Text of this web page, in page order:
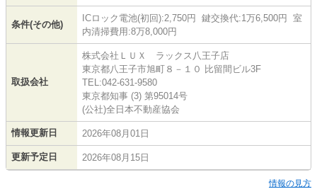
条件(その他)
ICロック電池(初回):2,750円 鍵交換代:1万6,500円 室
内清掃費用:8万8,000円
取扱会社
株式会社ＬＵＸ ラックス八王子店
東京都八王子市旭町８－１０ 比留間ビル3F
TEL:042-631-9580
東京都知事 (3) 第95014号
(公社)全日本不動産協会
情報更新日 2026年08月01日
更新予定日 2026年08月15日
情報の見方